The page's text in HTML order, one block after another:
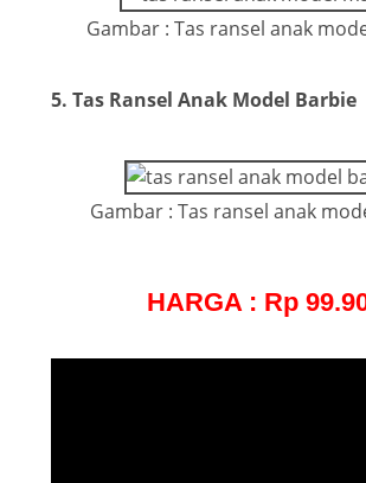
Gambar : Tas ransel anak
5. Tas Ransel Anak Model Barbie
Gambar : Tas ransel anak
HARGA : Rp